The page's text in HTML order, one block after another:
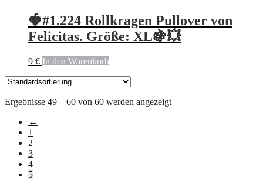
🍓#1.224 Rollkragen Pullover von
Felicitas. Größe: XL🍇💥
9 € In den Warenkorb
Ergebnisse 49 – 60 von 60 werden angezeigt
←
1
2
3
4
5